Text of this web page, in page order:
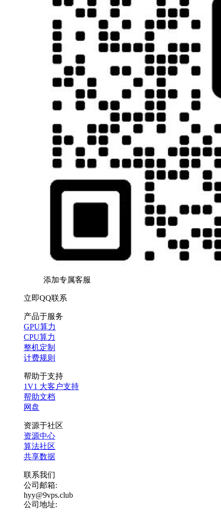
添加专属客服
立即QQ联系
产品于服务
GPU算力
CPU算力
整机定制
计费规则
帮助于支持
1V1 大客户支持
帮助文档
网盘
资源于社区
资源中心
算法社区
共享数据
联系我们
公司邮箱:
hyy@9vps.club
公司地址: